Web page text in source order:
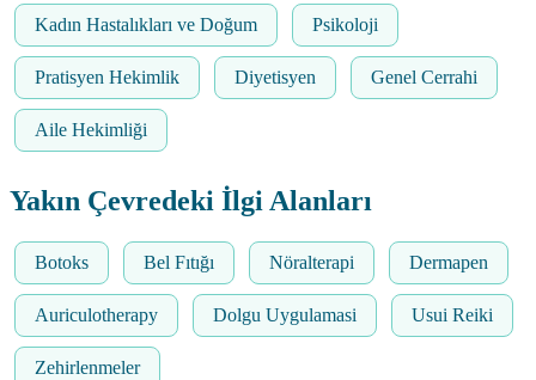
Kadın Hastalıkları ve Doğum Psikoloji
Pratisyen Hekimlik Diyetisyen Genel Cerrahi
Aile Hekimliği
Yakın Çevredeki İlgi Alanları
Botoks Bel Fıtığı Nöralterapi Dermapen
Auriculotherapy Dolgu Uygulamasi Usui Reiki
Zehirlenmeler